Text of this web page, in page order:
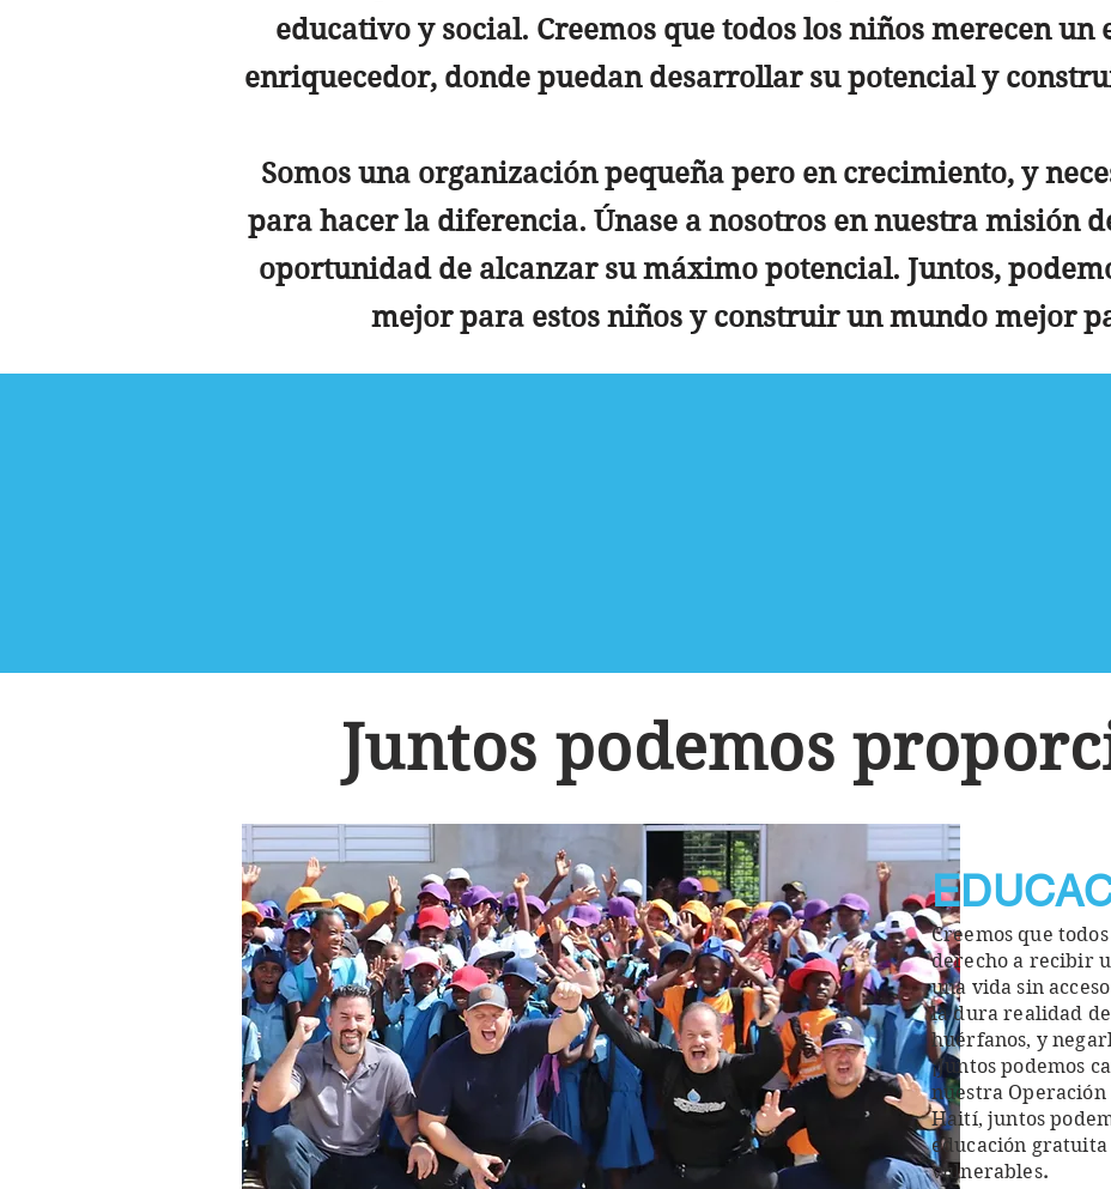
educativo y social. Creemos que todos los niños merecen un
enriquecedor, donde puedan desarrollar su potencial y
Somos una organización pequeña pero en crecimiento, y
para hacer la diferencia. Únase a nosotros en nuestra misión
oportunidad de alcanzar su máximo potencial. Juntos,
mejor para estos niños y construir un mundo mejor
Juntos podemos
Creemos que
derecho a recibir
una vida sin
la dura realidad
huérfanos, y
¡Juntos podemos
nuestra Operación
Haití, juntos
educación
vulnerables.